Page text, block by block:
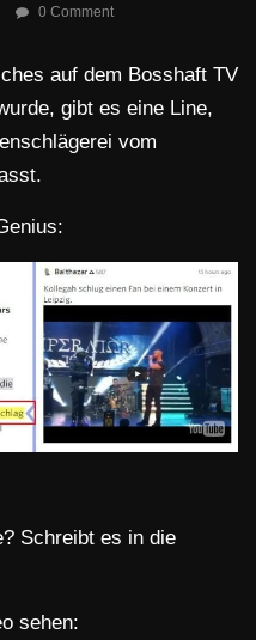
0 Comment
auf dem Bosshaft TV
gibt es eine Line,
vom
Schreibt es in die
sehen: